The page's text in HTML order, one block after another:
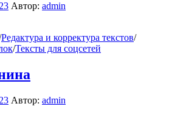
Автор: admin
Редактура и корректура текстов/
/Тексты для соцсетей
Автор: admin